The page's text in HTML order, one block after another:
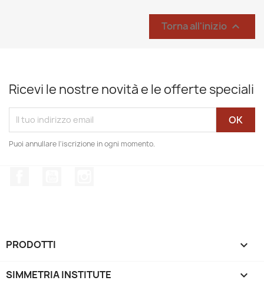
Torna all'inizio 
Ricevi le nostre novità e le offerte speciali
Puoi annullare l'iscrizione in ogni momento.
PRODOTTI 
SIMMETRIA INSTITUTE 